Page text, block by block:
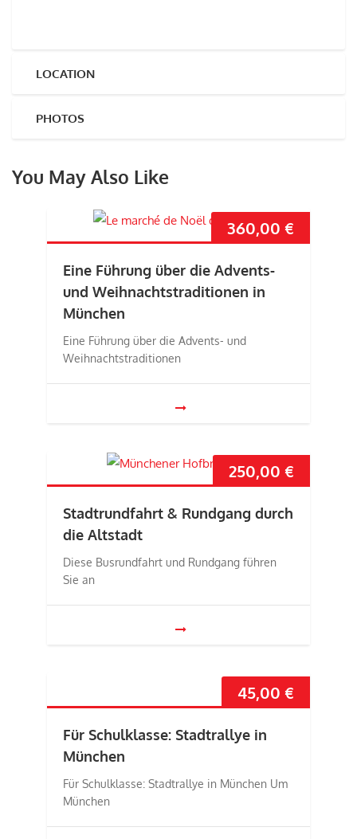
LOCATION
PHOTOS
You May Also Like
360,00 €
Eine Führung über die Advents-
und Weihnachtstraditionen in
München
Eine Führung über die Advents- und
Weihnachtstraditionen
250,00 €
Stadtrundfahrt & Rundgang durch
die Altstadt
Diese Busrundfahrt und Rundgang führen
Sie an
45,00 €
Für Schulklasse: Stadtrallye in
München
Für Schulklasse: Stadtrallye in München Um
München